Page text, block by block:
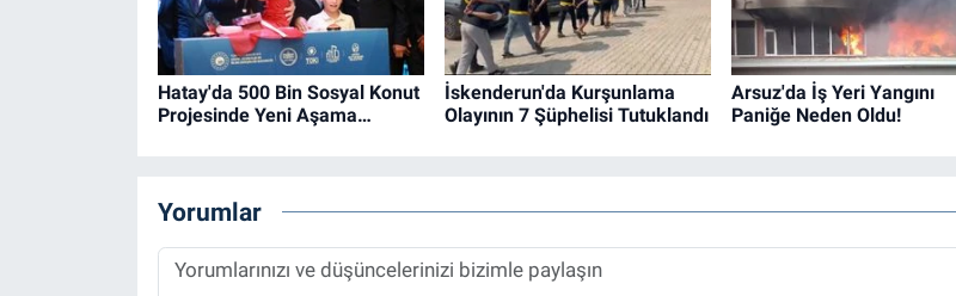
Hatay'da 500 Bin Sosyal Konut
Projesinde Yeni Aşama…
İskenderun'da Kurşunlama
Olayının 7 Şüphelisi Tutuklandı
Arsuz'da İş Yeri Yangını
Paniğe Neden Oldu!
Yorumlar